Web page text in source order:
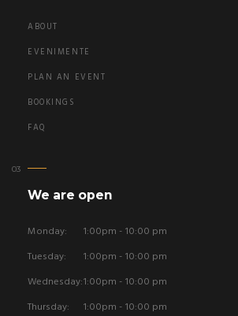
ABOUT
EVENIMENTE
PLAN AN EVENT
BOOKINGS
FAQ
We are open
Monday:
1:00pm - 10:00 pm
Tuesday:
1:00pm - 10:00 pm
Wednesday:1:00pm - 10:00 pm
Thursday:
1:00pm - 10:00 pm